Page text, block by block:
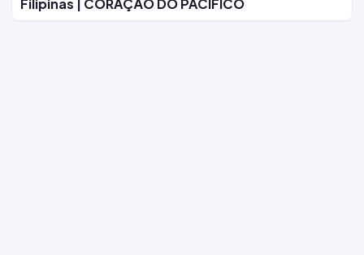
Filipinas | CORAÇÃO DO PACÍFICO